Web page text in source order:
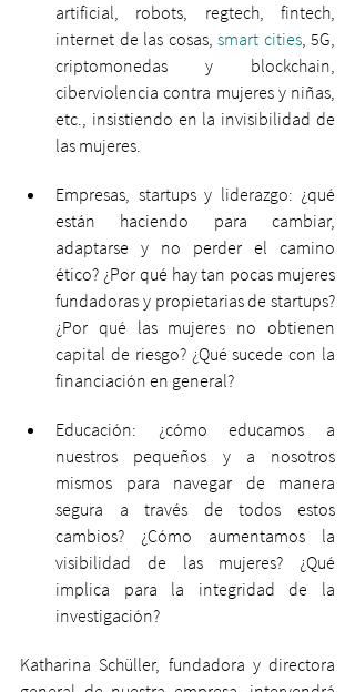
artificial, robots, regtech, fintech,
internet de las cosas, smart cities, 5G,
criptomonedas y blockchain,
ciberviolencia contra mujeres y niñas,
etc., insistiendo en la invisibilidad de
las mujeres.
Empresas, startups y liderazgo: ¿qué
están haciendo para cambiar,
adaptarse y no perder el camino
ético? ¿Por qué hay tan pocas mujeres
fundadoras y propietarias de startups?
¿Por qué las mujeres no obtienen
capital de riesgo? ¿Qué sucede con la
financiación en general?
Educación: ¿cómo educamos a
nuestros pequeños y a nosotros
mismos para navegar de manera
segura a través de todos estos
cambios? ¿Cómo aumentamos la
visibilidad de las mujeres? ¿Qué
implica para la integridad de la
investigación?
Katharina Schüller, fundadora y directora